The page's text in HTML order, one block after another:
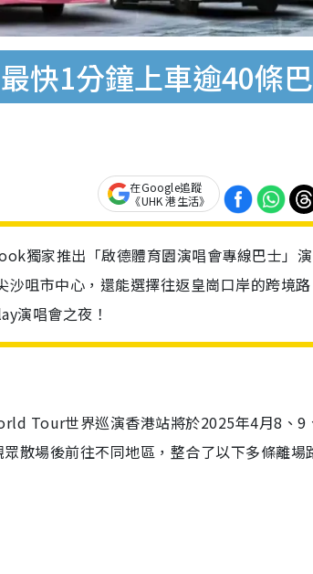
快1分鐘上車逾40條
在Google追蹤
《UHK 港生活》
獨家推出「啟德體育園演唱會專線巴士」
咀市中心，還能選擇往返皇崗口岸的跨境路
演唱會之夜！
Tour世界巡演香港站將於2025年4月8、9
散場後前往不同地區，整合了以下多條離場